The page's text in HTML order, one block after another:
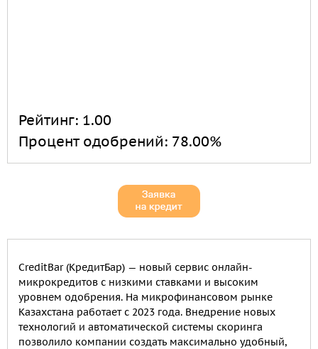
Рейтинг: 1.00
Процент одобрений: 78.00%
СreditBar (КредитБар) — новый сервис онлайн-
микрокредитов с низкими ставками и высоким
уровнем одобрения. На микрофинансовом рынке
Казахстана работает с 2023 года. Внедрение новых
технологий и автоматической системы скоринга
позволило компании создать максимально удобный,